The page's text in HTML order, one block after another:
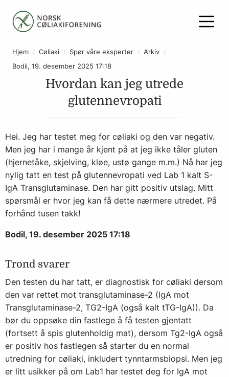
Hjem Cøliaki Spør våre eksperter
Arkiv
Bodil, 19. desember 2025 17:18
Hvordan kan jeg utrede
glutennevropati
Hei. Jeg har testet meg for cøliaki og den var negativ.
Men jeg har i mange år kjent på at jeg ikke tåler gluten
(hjernetåke, skjelving, kløe, ustø gange m.m.) Nå har jeg
nylig tatt en test på glutennevropati ved Lab 1 kalt S-
IgA Transglutaminase. Den har gitt positiv utslag. Mitt
spørsmål er hvor jeg kan få dette nærmere utredet. På
forhånd tusen takk!
Bodil, 19. desember 2025 17:18
Trond svarer
Den testen du har tatt, er diagnostisk for cøliaki dersom
den var rettet mot transglutaminase-2 (IgA mot
Transglutaminase-2, TG2-IgA (også kalt tTG-IgA)). Da
bør du oppsøke din fastlege å få testen gjentatt
(fortsett å spis glutenholdig mat), dersom Tg2-IgA også
er positiv hos fastlegen så starter du en normal
utredning for cøliaki, inkludert tynntarmsbiopsi. Men jeg
er litt usikker på om Lab1 har testet deg for IgA mot